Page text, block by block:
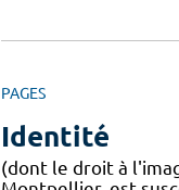
PAGES
Identité
(dont le droit à